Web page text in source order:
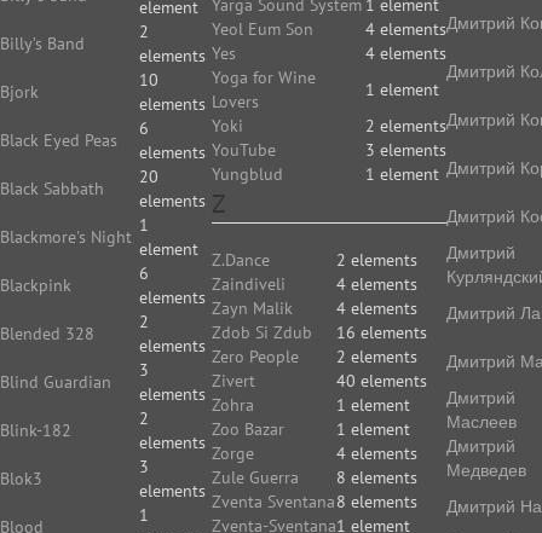
element
Billy’s Band
2
elements
Bjork
10
elements
Black Eyed Peas
6
elements
Black Sabbath
20
elements
Blackmore's Night
1
element
Blackpink
6
elements
Blended 328
2
elements
Blind Guardian
3
elements
Blink-182
2
elements
Blok3
3
elements
Blood
1
Yarga Sound System 1 element
Yeol Eum Son
4 elements
Yes
4 elements
Yoga for Wine
Lovers
1 element
Yoki
2 elements
YouTube
3 elements
Yungblud
1 element
Z
Z.Dance
2 elements
Zaindiveli
4 elements
Zayn Malik
4 elements
Zdob Si Zdub
16 elements
Zero People
2 elements
Zivert
40 elements
Zohra
1 element
Zoo Bazar
1 element
Zorge
4 elements
Zule Guerra
8 elements
Zventa Sventana8 elements
Zventa-Sventana1 element
Дмитрий
Дмитрий
Дмитрий
Дмитрий
Дмитрий
Дмитрий
Дмитрий
Дмитрий
Дмитрий
Маслеев
Дмитрий
Медведев
Дмитрий